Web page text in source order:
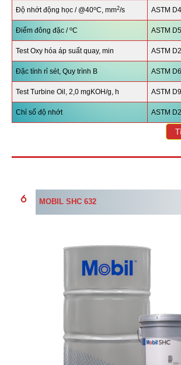
Độ nhớt động học / @40oC, mm2/s ASTM
Điểm đông đặc / oC ASTM
Test Oxy hóa áp suất quay, min ASTM
Đặc tính rỉ sét, Quy trình B ASTM
Test Turbine Oil, 2,0 mgKOH/g, h ASTM
Chỉ số độ nhớt ASTM
MOBIL SHC 632